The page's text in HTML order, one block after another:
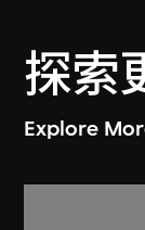
探索
Explore